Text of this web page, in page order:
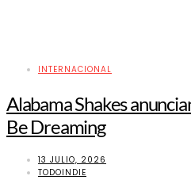
INTERNACIONAL
Alabama Shakes
Be Dreaming
13 JULIO, 2026
TODOINDIE